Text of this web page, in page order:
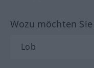
Wozu möchten